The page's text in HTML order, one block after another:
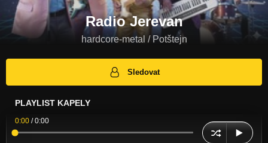
Radio Jerevan
hardcore-metal / Potštejn
Sledovat
PLAYLIST KAPELY
0:00 /0:00